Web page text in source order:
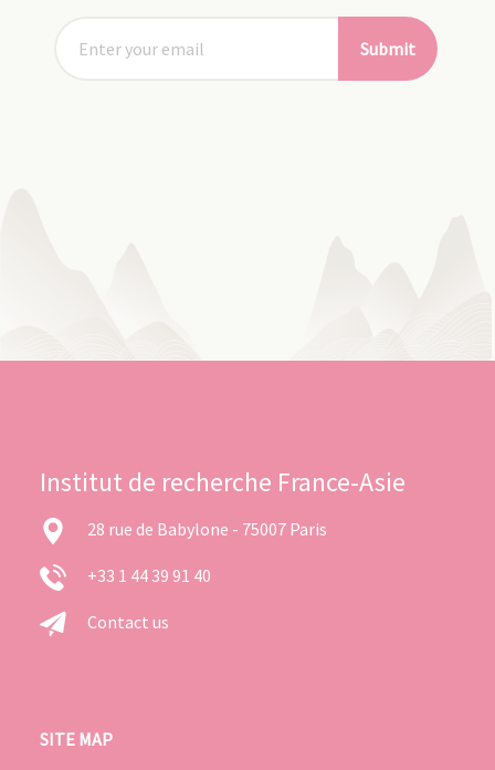
Submit
Institut de recherche France-Asie
28 rue de Babylone - 75007 Paris
+33 1 44 39 91 40
Contact us
SITE MAP